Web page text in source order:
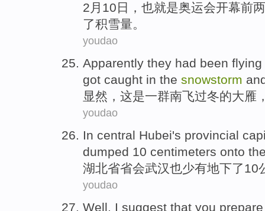
2月 10 日 ， 也就是奥运会开幕前两
了积雪量。
youdao
Apparently they had been flying
got caught in the snowstorm
显然 ， 这是一群南飞过冬的大雁
youdao
In central Hubei's provincial
dumped 10 centimeters onto
湖北省省会武汉也少有地下了10
youdao
Well, I suggest that you